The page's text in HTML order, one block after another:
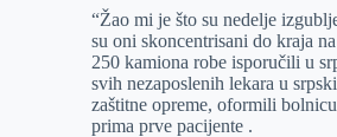
“Žao mi je što su nedelje
su oni skoncentrisani do kraja
250 kamiona robe isporučili u
svih nezaposlenih lekara u
zaštitne opreme, oformili
prima prve pacijente .